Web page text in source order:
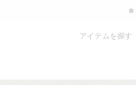
アイテムを探す